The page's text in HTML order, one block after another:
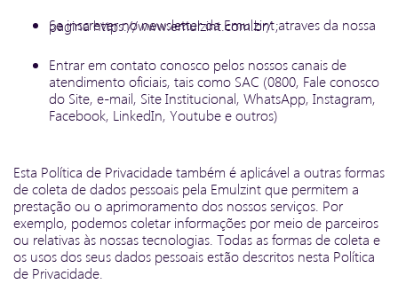
Se inscrever no newsletter da Emulzint atraves da nossa pagina https://www.emulzint.com.br/ ;
Entrar em contato conosco pelos nossos canais de
atendimento oficiais, tais como SAC (0800, Fale conosco
do Site, e-mail, Site Institucional, WhatsApp, Instagram,
Facebook, LinkedIn, Youtube e outros)
Esta Política de Privacidade também é aplicável a outras formas
de coleta de dados pessoais pela Emulzint que permitem a
prestação ou o aprimoramento dos nossos serviços. Por
exemplo, podemos coletar informações por meio de parceiros
ou relativas às nossas tecnologias. Todas as formas de coleta e
os usos dos seus dados pessoais estão descritos nesta Política
de Privacidade.